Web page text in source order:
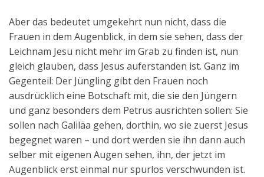
Aber das bedeutet umgekehrt nun nicht, dass die
Frauen in dem Augenblick, in dem sie sehen, dass der
Leichnam Jesu nicht mehr im Grab zu finden ist, nun
gleich glauben, dass Jesus auferstanden ist. Ganz im
Gegenteil: Der Jüngling gibt den Frauen noch
ausdrücklich eine Botschaft mit, die sie den Jüngern
und ganz besonders dem Petrus ausrichten sollen: Sie
sollen nach Galiläa gehen, dorthin, wo sie zuerst Jesus
begegnet waren – und dort werden sie ihn dann auch
selber mit eigenen Augen sehen, ihn, der jetzt im
Augenblick erst einmal nur spurlos verschwunden ist.